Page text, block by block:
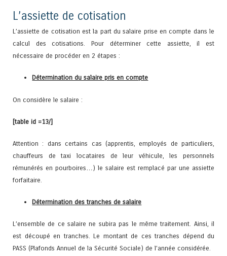
L’assiette de cotisation
L’assiette de cotisation est la part du salaire prise en compte dans le
calcul des cotisations. Pour déterminer cette assiette, il est
nécessaire de procéder en 2 étapes :
Détermination du salaire pris en compte
On considère le salaire :
[table id =13/]
Attention : dans certains cas (apprentis, employés de particuliers,
chauffeurs de taxi locataires de leur véhicule, les personnels
rémunérés en pourboires…) le salaire est remplacé par une assiette
forfaitaire.
Détermination des tranches de salaire
L’ensemble de ce salaire ne subira pas le même traitement. Ainsi, il
est découpé en tranches. Le montant de ces tranches dépend du
PASS (Plafonds Annuel de la Sécurité Sociale) de l’année considérée.